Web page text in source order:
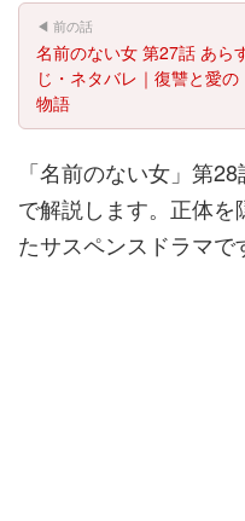
◀ 前の話
名前のない女 第27話 あら
じ・ネタバレ｜復讐と愛の
物語
「名前のない女」第
で解説します。正体
たサスペンスドラマで